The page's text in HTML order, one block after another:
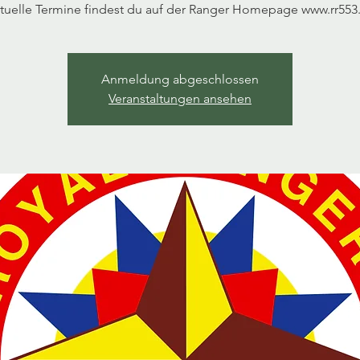
Termine findest du auf der Ranger Homepage
Anmeldung abgeschlossen
Veranstaltungen ansehen